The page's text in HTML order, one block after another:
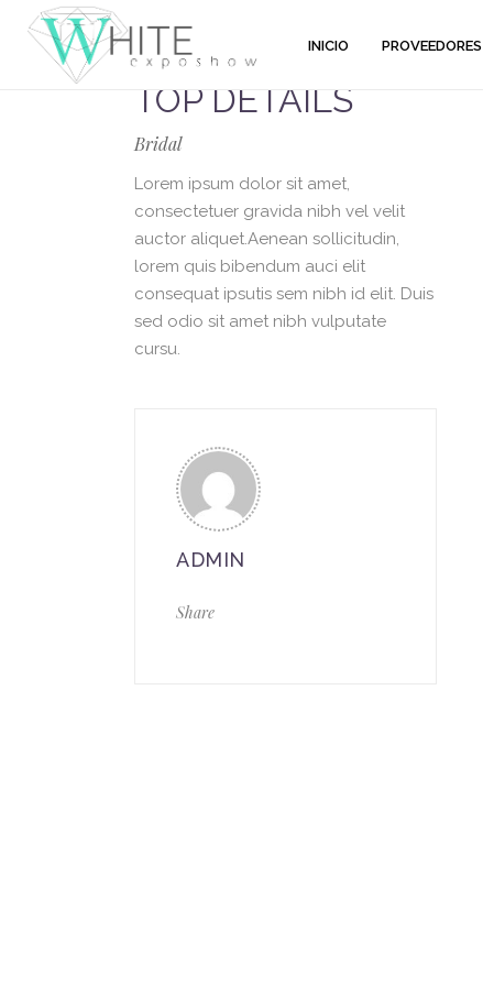
INICIO PROVEEDORES
TOP DETAILS
Bridal
Lorem ipsum dolor sit amet,
consectetuer gravida nibh vel velit
auctor aliquet.Aenean sollicitudin,
lorem quis bibendum auci elit
consequat ipsutis sem nibh id elit. Duis
sed odio sit amet nibh vulputate
cursu.
ADMIN
Share